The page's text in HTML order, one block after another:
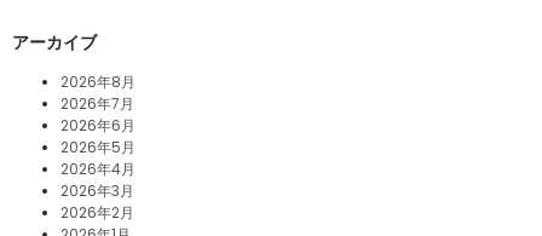
アーカイブ
2026年8月
2026年7月
2026年6月
2026年5月
2026年4月
2026年3月
2026年2月